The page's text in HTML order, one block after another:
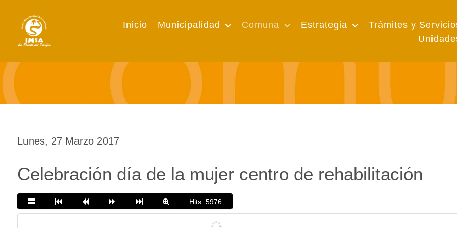
Inicio Municipalidad Comuna Estrategia
Trámites y
Lunes, 27 Marzo 2017
Celebración día de la mujer centro de rehabilitación
Hits: 5976